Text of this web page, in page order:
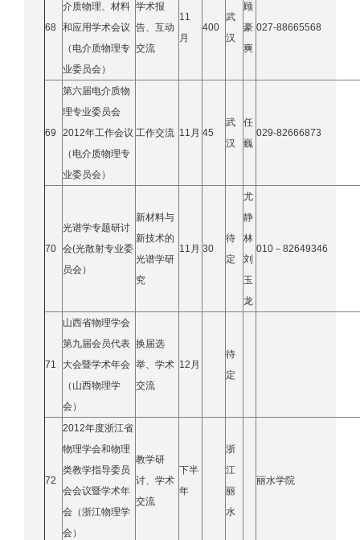
68
介质物理、材料
和应用学术会议
（电介质物理专
业委员会）
学术报
告、互动
交流
11
月
400
武
汉
顾
豪
爽
027-88665568
69
第六届电介质物
理专业委员会
2012年工作会议
（电介质物理专
业委员会）
工作交流 11月 45
武
汉
任
巍
029-82666873
70
光谱学专题研讨
会(光散射专业委
员会）
新材料与
新技术的
光谱学研
究
11月 30
待
定
尤
静
林
刘
玉
龙
010－82649346
71
山西省物理学会
第九届会员代表
大会暨学术年会
（山西物理学
会）
换届选
举、学术
交流
12月
待
定
72
2012年度浙江省
物理学会和物理
类教学指导委员
会会议暨学术年
会（浙江物理学
会）
教学研
讨、学术
交流
下半
年
浙
江
丽
水
丽水学院